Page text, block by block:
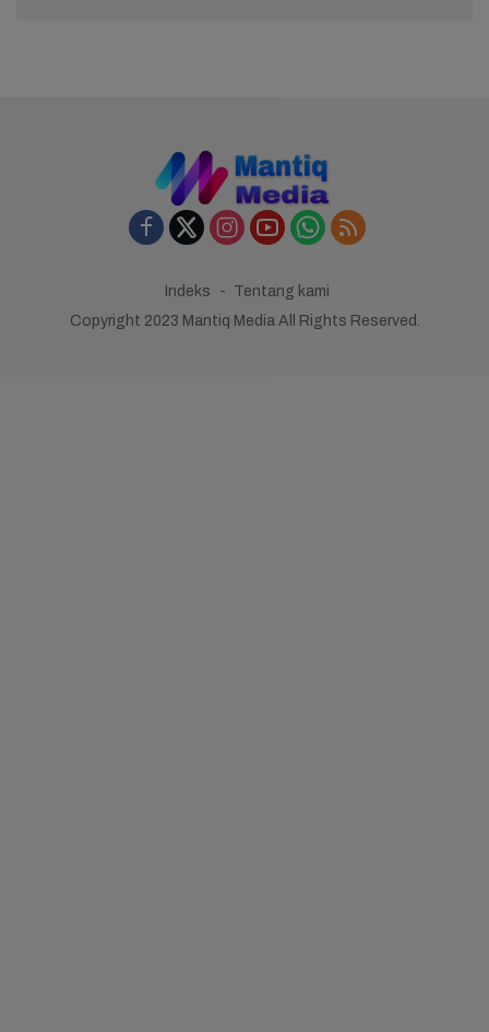
Indeks
Tentang kami
Copyright 2023 Mantiq Media All Rights Reserved.